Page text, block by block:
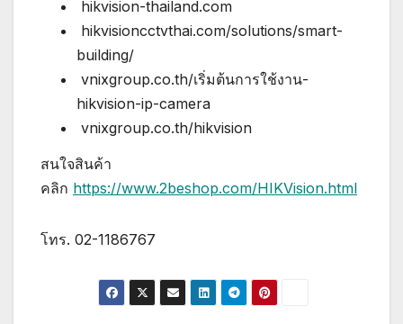
hikvision-thailand.com
hikvisioncctvthai.com/solutions/smart-
building/
vnixgroup.co.th/เริ่มต้นการใช้งาน-
hikvision-ip-camera
vnixgroup.co.th/hikvision
สนใจสินค้า
คลิก https://www.2beshop.com/HIKVision.html
โทร. 02-1186767